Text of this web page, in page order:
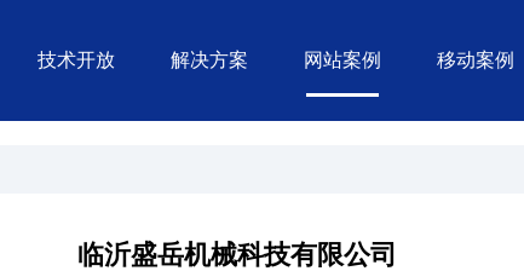
技术开放 解决方案 网站案例 移动案例
临沂盛岳机械科技有限公司